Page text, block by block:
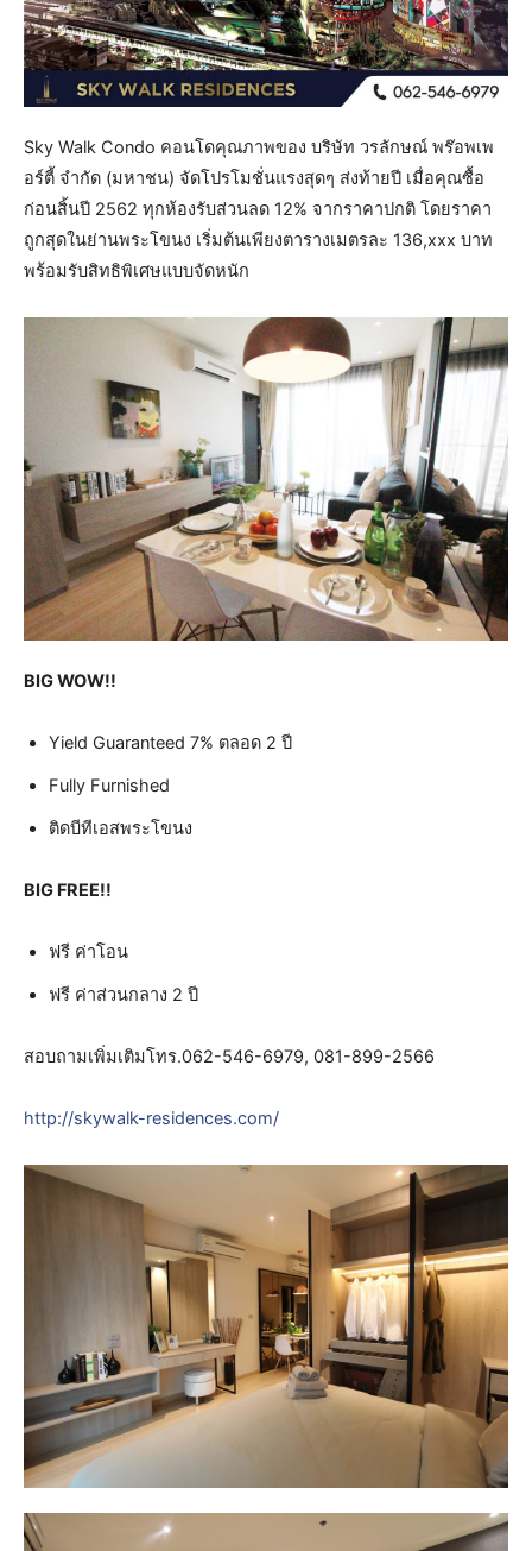
Sky Walk Condo คอนโดคุณภาพของ บริษัท วรลักษณ์ พร๊อพเพ
อร์ตี้ จำกัด (มหาชน) จัดโปรโมชั่นแรงสุดๆ ส่งท้ายปี เมื่อคุณซื้อ
ก่อนสิ้นปี 2562 ทุกห้องรับส่วนลด 12% จากราคาปกติ โดยราคา
ถูกสุดในย่านพระโขนง เริ่มต้นเพียงตารางเมตรละ 136,xxx บาท
พร้อมรับสิทธิพิเศษแบบจัดหนัก
BIG WOW!!
Yield Guaranteed 7% ตลอด 2 ปี
Fully Furnished
ติดบีทีเอสพระโขนง
BIG FREE!!
ฟรี ค่าโอน
ฟรี ค่าส่วนกลาง 2 ปี
สอบถามเพิ่มเติมโทร.062-546-6979, 081-899-2566
http://skywalk-residences.com/